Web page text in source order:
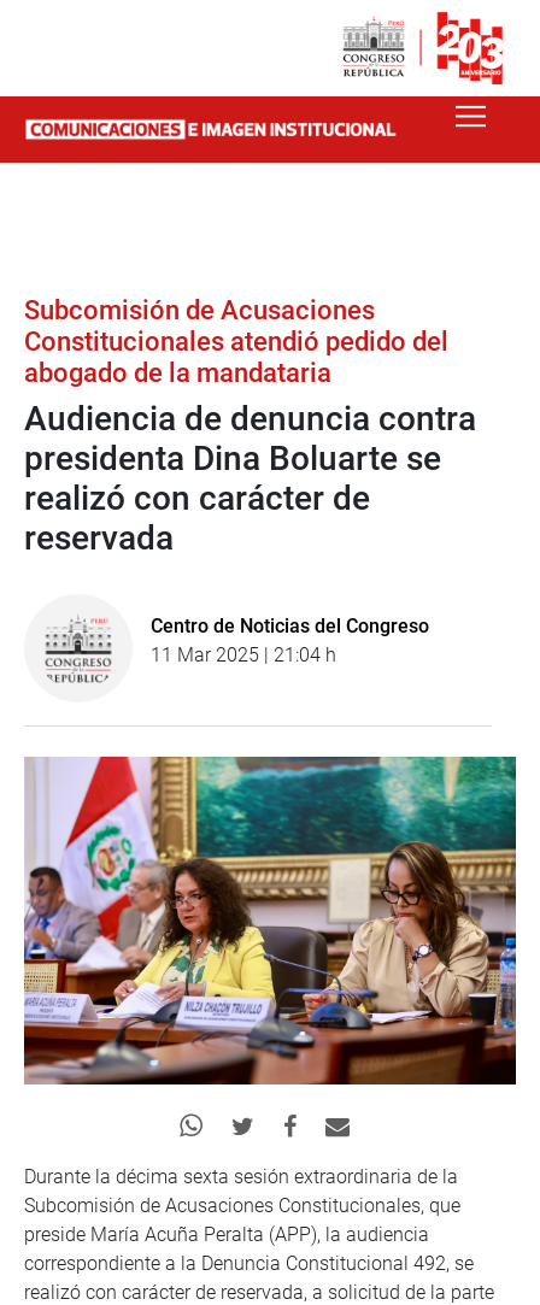
Subcomisión de Acusaciones
Constitucionales atendió pedido del
abogado de la mandataria
Audiencia de denuncia contra
presidenta Dina Boluarte se
realizó con carácter de
reservada
Centro de Noticias del Congreso
11 Mar 2025 | 21:04 h
Durante la décima sexta sesión extraordinaria de la
Subcomisión de Acusaciones Constitucionales, que
preside María Acuña Peralta (APP), la audiencia
correspondiente a la Denuncia Constitucional 492, se
realizó con carácter de reservada, a solicitud de la parte